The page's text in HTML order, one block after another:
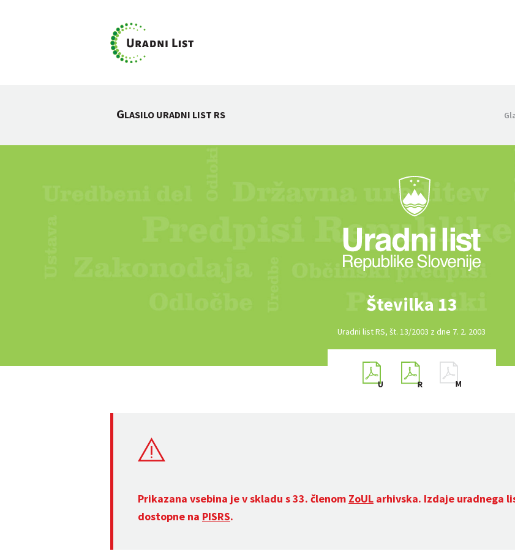
GLASILO URADNI LIST RS
Številka 13
Uradni list RS, št. 13/2003 z dne 7. 2. 2003
Prikazana vsebina je v skladu s 33. členom ZoUL arhivska. Izdaje uradnega
dostopne na PISRS.